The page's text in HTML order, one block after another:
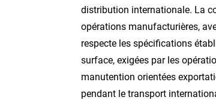
distribution internationale. La
opérations manufacturières,
respecte les spécifications
surface, exigées par les
manutention orientées
pendant le transport